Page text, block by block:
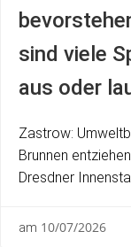
sind viele
aus oder
Zastrow:
Brunnen
Dresdner
am 10/07/2026